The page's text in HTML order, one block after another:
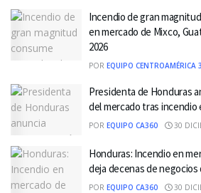
Incendio de gran
en mercado de Mixco,
2026
POR EQUIPO CENTROAMÉRICA
Presidenta de Honduras
del mercado tras incendio
POR EQUIPO CA360 30
Honduras: Incendio en
deja decenas de
POR EQUIPO CA360 30